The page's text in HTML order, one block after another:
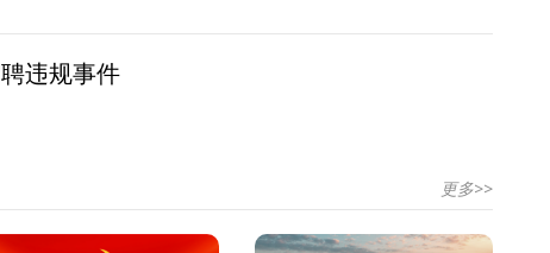
违规事件
更多>>